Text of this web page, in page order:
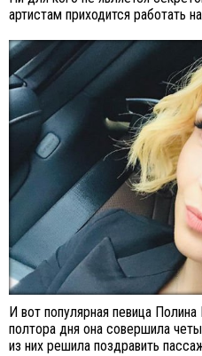
артистам приходится работать
И вот популярная певица
полтора дня она совершила
из них решила поздравить